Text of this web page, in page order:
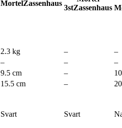
MortelZassenhaus
3stZassenhaus
2.3 kg –
–
– –
–
9.5 cm –
15.5 cm –
Svart Svart